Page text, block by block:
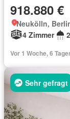
918.880 €
Neukölln,
4 Zimmer
Vor 1 Woche, 6
Sehr gefragt